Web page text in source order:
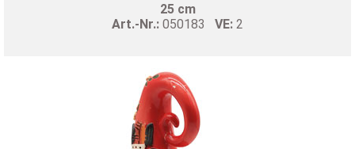
25 cm
Art.-Nr.: 050183 VE: 2